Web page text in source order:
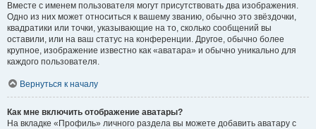
Вместе с именем пользователя могут присутствовать два изображения.
Одно из них может относиться к вашему званию, обычно это звёздочки,
квадратики или точки, указывающие на то, сколько сообщений вы
оставили, или на ваш статус на конференции. Другое, обычно более
крупное, изображение известно как «аватара» и обычно уникально для
каждого пользователя.
Вернуться к началу
Как мне включить отображение аватары?
На вкладке «Профиль» личного раздела вы можете добавить аватару с